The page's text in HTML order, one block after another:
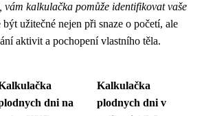
vám kalkulačka pomůže identifikovat vaše
být užitečné nejen při snaze o početí, ale
aktivit a pochopení vlastního těla.
dni na
Kalkulačka
plodnych dni v